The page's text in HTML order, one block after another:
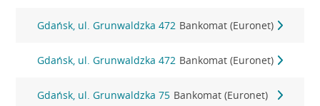
Gdańsk, ul. Grunwaldzka 472 Bankomat (Euronet)
Gdańsk, ul. Grunwaldzka 472 Bankomat (Euronet)
Gdańsk, ul. Grunwaldzka 75 Bankomat (Euronet)